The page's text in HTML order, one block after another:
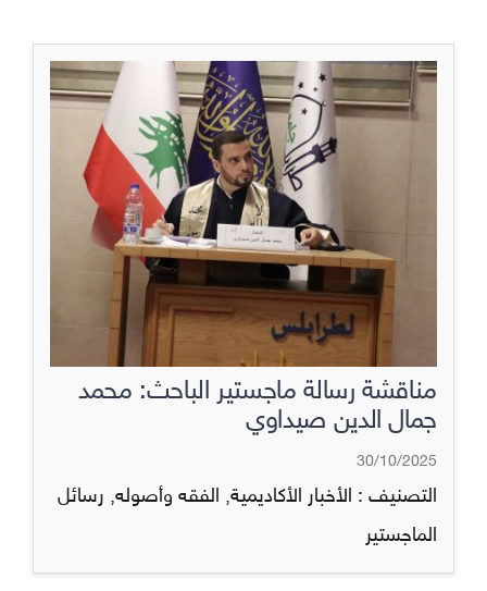
مناقشة رسالة ماجستير الباحث: محمد
جمال الدين صيداوي
30/10/2025
التصنيف : الأخبار الأكاديمية, الفقه وأصوله, رسائل
الماجستير